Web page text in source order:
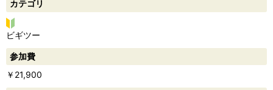
カテゴリ
ビ
ギ
ツ
ー
ビギツー
参加費
￥21,900